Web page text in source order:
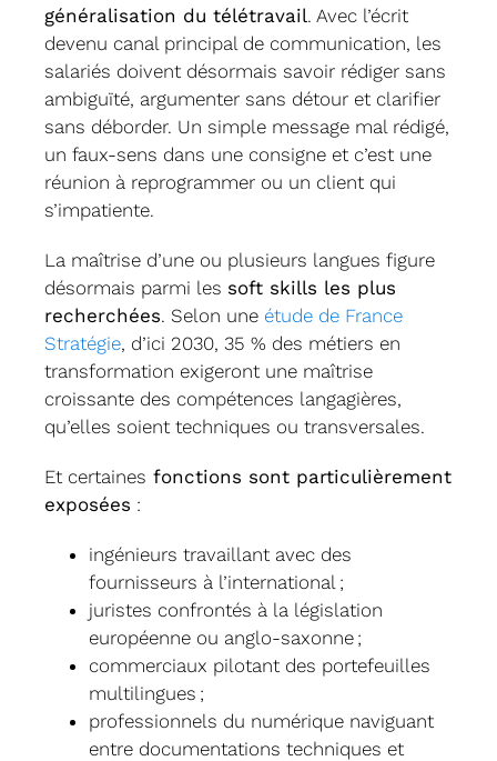
généralisation du télétravail. Avec l’écrit
devenu canal principal de communication, les
salariés doivent désormais savoir rédiger sans
ambiguïté, argumenter sans détour et clarifier
sans déborder. Un simple message mal rédigé,
un faux-sens dans une consigne et c’est une
réunion à reprogrammer ou un client qui
s’impatiente.
La maîtrise d’une ou plusieurs langues figure
désormais parmi les soft skills les plus
recherchées. Selon uneétude de France
Stratégie, d’ici 2030, 35 % des métiers en
transformation exigeront une maîtrise
croissante des compétences langagières,
qu’elles soient techniques ou transversales.
Et certaines fonctions sont particulièrement
exposées :
ingénieurs travaillant avec des
fournisseurs à l’international ;
juristes confrontés à la législation
européenne ou anglo-saxonne ;
commerciaux pilotant des portefeuilles
multilingues ;
professionnels du numérique naviguant
entre documentations techniques et